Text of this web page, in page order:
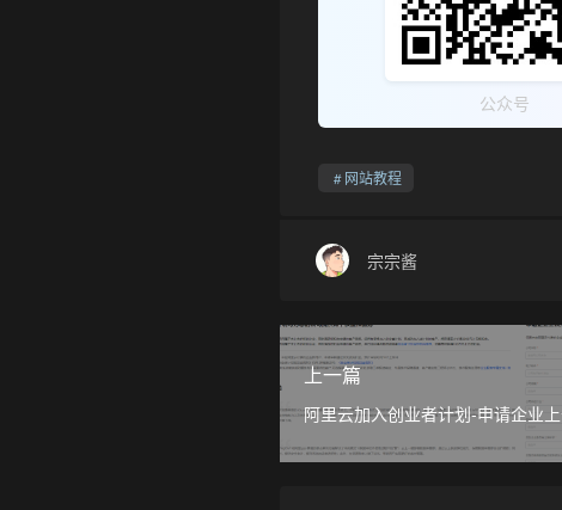
公众号
网站教程
宗宗酱
上一篇
阿里云加入创业者计划-申请企业